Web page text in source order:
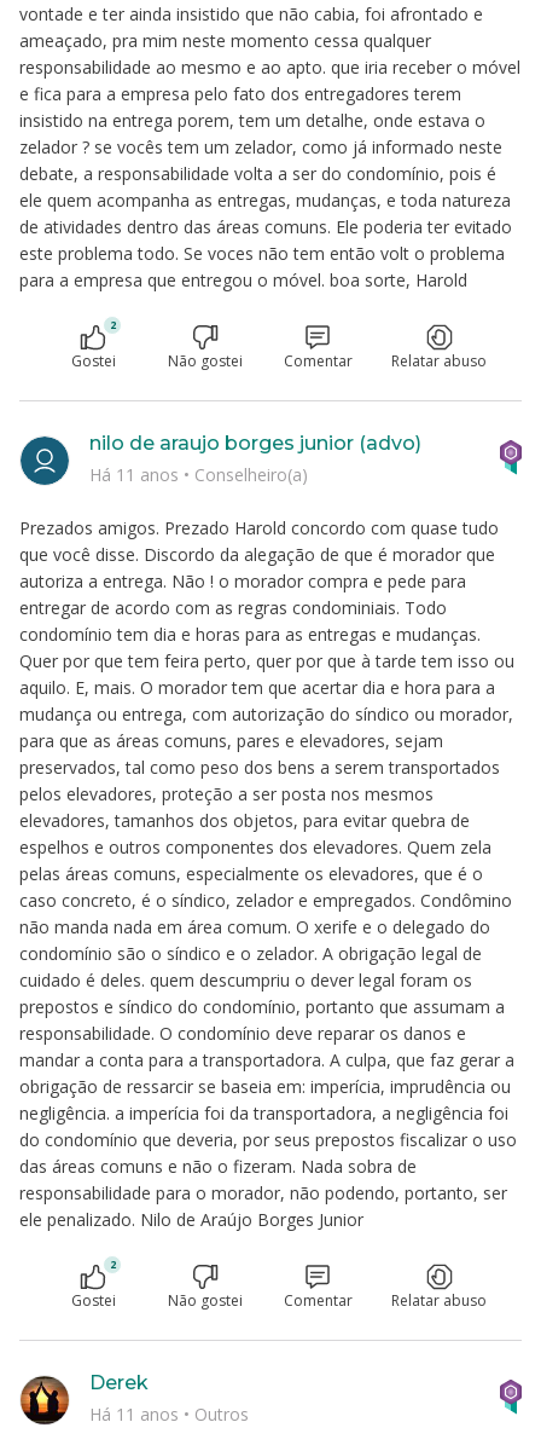
vontade e ter ainda insistido que não cabia, foi afrontado e
ameaçado, pra mim neste momento cessa qualquer
responsabilidade ao mesmo e ao apto. que iria receber o móvel
e fica para a empresa pelo fato dos entregadores terem
insistido na entrega porem, tem um detalhe, onde estava o
zelador ? se vocês tem um zelador, como já informado neste
debate, a responsabilidade volta a ser do condomínio, pois é
ele quem acompanha as entregas, mudanças, e toda natureza
de atividades dentro das áreas comuns. Ele poderia ter evitado
este problema todo. Se voces não tem então volt o problema
para a empresa que entregou o móvel. boa sorte, Harold
2
Gostei Não gostei Comentar Relatar abuso
Prezados amigos. Prezado Harold concordo com quase tudo
que você disse. Discordo da alegação de que é morador que
autoriza a entrega. Não ! o morador compra e pede para
entregar de acordo com as regras condominiais. Todo
condomínio tem dia e horas para as entregas e mudanças.
Quer por que tem feira perto, quer por que à tarde tem isso ou
aquilo. E, mais. O morador tem que acertar dia e hora para a
mudança ou entrega, com autorização do síndico ou morador,
para que as áreas comuns, pares e elevadores, sejam
preservados, tal como peso dos bens a serem transportados
pelos elevadores, proteção a ser posta nos mesmos
elevadores, tamanhos dos objetos, para evitar quebra de
espelhos e outros componentes dos elevadores. Quem zela
pelas áreas comuns, especialmente os elevadores, que é o
caso concreto, é o síndico, zelador e empregados. Condômino
não manda nada em área comum. O xerife e o delegado do
condomínio são o síndico e o zelador. A obrigação legal de
cuidado é deles. quem descumpriu o dever legal foram os
prepostos e síndico do condomínio, portanto que assumam a
responsabilidade. O condomínio deve reparar os danos e
mandar a conta para a transportadora. A culpa, que faz gerar a
obrigação de ressarcir se baseia em: imperícia, imprudência ou
negligência. a imperícia foi da transportadora, a negligência foi
do condomínio que deveria, por seus prepostos fiscalizar o uso
das áreas comuns e não o fizeram. Nada sobra de
responsabilidade para o morador, não podendo, portanto, ser
ele penalizado. Nilo de Araújo Borges Junior
nilo de araujo borges junior (advo)
Há 11 anos • Conselheiro(a)
2
Gostei Não gostei Comentar Relatar abuso
Derek
Há 11 anos • Outros